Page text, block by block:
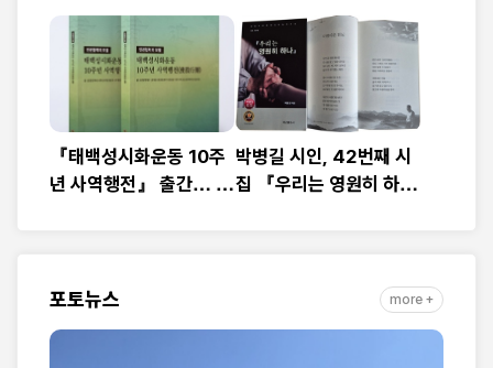
『태백성시화운동 10주
년 사역행전』 출간… 교
박병길 시인, 42번째 시
집 『우리는 영원히 하
포토뉴스 more +